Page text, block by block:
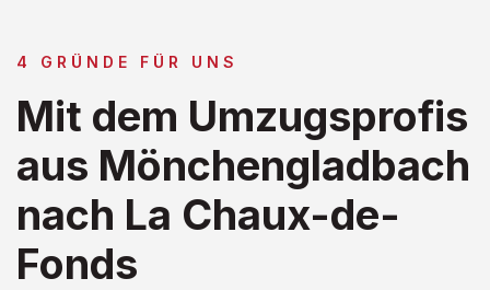
4 GRÜNDE FÜR UNS
Mit dem Umzugsprofis
aus Mönchengladbach
nach La Chaux-de-
Fonds